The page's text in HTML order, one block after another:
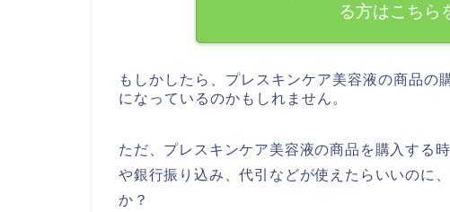
る方はこちら
もしかしたら、プレスキンケア美容液の商品の
になっているのかもしれません。
ただ、プレスキンケア美容液の商品を購入する
や銀行振り込み、代引などが使えたらいいのに
か？